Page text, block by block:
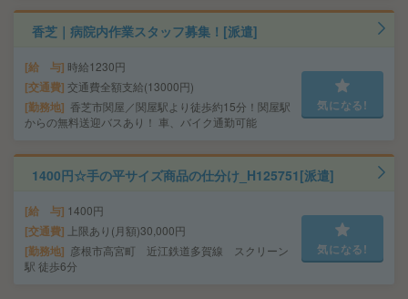
香芝｜病院内作業スタッフ募集！[派遣]
給 与 時給1230円
交通費 交通費全額支給(13000円)
勤務地 香芝市関屋／関屋駅より徒歩約15分！関屋駅
からの無料送迎バスあり！ 車、バイク通勤可能
気になる!
1400円☆手の平サイズ商品の仕分け_H125751[派遣]
給 与 1400円
交通費 上限あり(月額)30,000円
勤務地
彦根市高宮町 近江鉄道多賀線 スクリーン
駅 徒歩6分
気になる!